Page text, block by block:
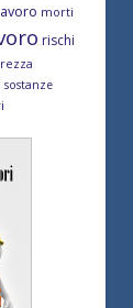
morti
rischi
sostanze